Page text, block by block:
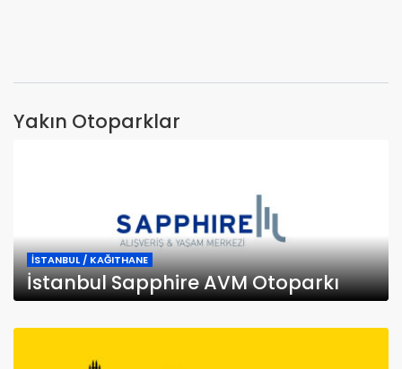
Yakın Otoparklar
İSTANBUL / KAĞITHANE
İstanbul Sapphire AVM Otoparkı